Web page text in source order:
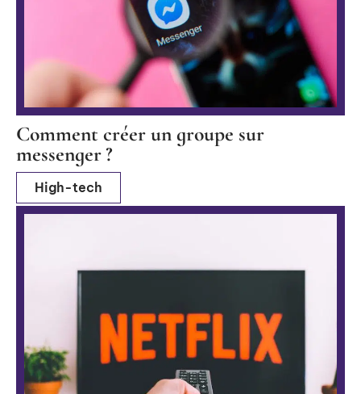
Comment créer un groupe sur
messenger ?
High-tech